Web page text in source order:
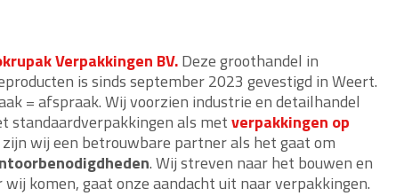
Verpakkingen BV.Deze groothandel in
is sinds september 2023 gevestigd in Weert.
= afspraak. Wij voorzien industrie en detailhandel
standaardverpakkingen als metverpakkingen op
wij een betrouwbare partner als het gaat om
. Wij streven naar het bouwen en
komen, gaat onze aandacht uit naar verpakkingen.